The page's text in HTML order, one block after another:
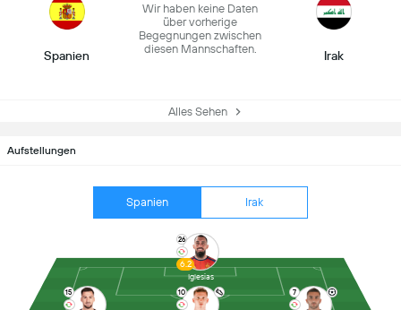
Aufstellungen
Spanien Irak
15 10 7
26
6.2
Iglesias
Spanien
Wir haben keine Daten
über vorherige
Begegnungen zwischen
diesen Mannschaften.
Irak
Alles Sehen